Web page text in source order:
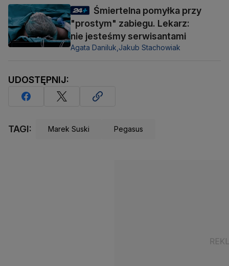
Śmiertelna pomyłka przy
"prostym" zabiegu. Lekarz:
nie jesteśmy serwisantami
Agata Daniluk, Jakub Stachowiak
UDOSTĘPNIJ:
TAGI: Marek Suski Pegasus